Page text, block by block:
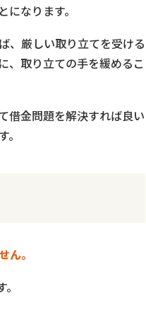
なります。
、厳しい取り立てを受ける
、取り立ての手を緩めるこ
借金問題を解決すれば良い
。